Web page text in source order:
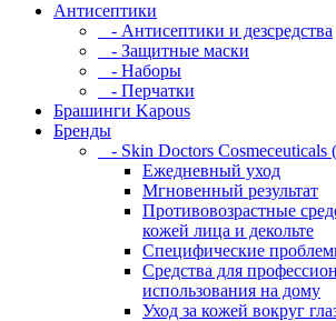
Антисептики
- Антисептики и дезсредства
- Защитные маски
- Наборы
- Перчатки
Брашинги Kapous
Бренды
- Skin Doctors Cosmeceuticals
Ежедневный уход
Мгновенный результат
Противовозрастные
кожей лица и декольте
Специфические
Средства для
использования на дому
Уход за кожей вокруг